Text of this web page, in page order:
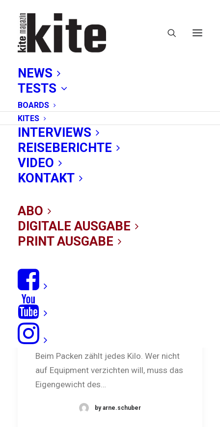
NEWS
TESTS
BOARDS
KITES
INTERVIEWS
REISEBERICHTE
VIDEO
KONTAKT
ABO
DIGITALE AUSGABE
PRINT AUSGABE
bard bag
Im Test: Boardbags
Beim Packen zählt jedes Kilo. Wer nicht
auf Equipment verzichten will, muss das
Eigengewicht des…
by arne.schuber